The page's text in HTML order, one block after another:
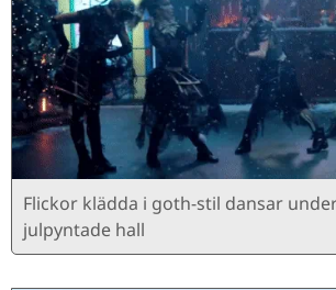
Flickor klädda i goth-stil dansar
julpyntade hall